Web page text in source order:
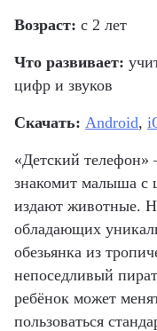
Возраст: с 2 лет
Что развивает:
цифр и звуков
Скачать: Android,
«Детский
знакомит малыша с
издают животные.
обладающих
обезьянка из
непоседливый
ребёнок может
пользоваться